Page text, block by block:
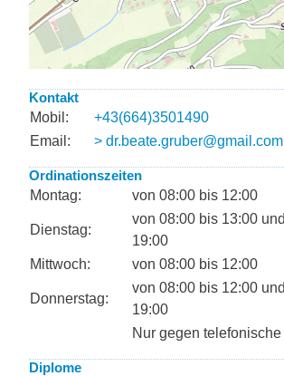
Kontakt
Mobil:
+43(664)3501490
Email:
> dr.beate.gruber@gmail.com
Ordinationszeiten
Montag:
von 08:00 bis 12:00
Dienstag:
von 08:00 bis 13:00
19:00
Mittwoch:
von 08:00 bis 12:00
Donnerstag:
von 08:00 bis 12:00
19:00
Nur gegen
Diplome